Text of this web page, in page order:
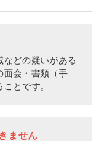
などの疑いがある
面会・書類（手
とです。
ません